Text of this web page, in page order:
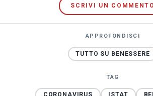
SCRIVI UN COMMENTO
APPROFONDISCI
TUTTO SU BENESSERE
TAG